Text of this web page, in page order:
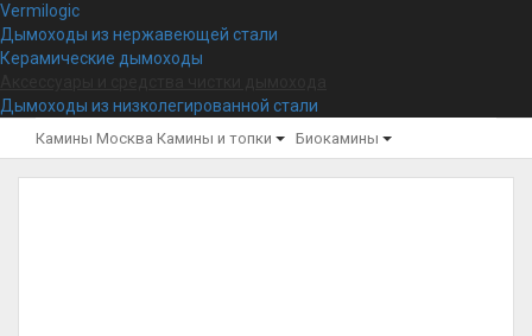
Vermilogic
Дымоходы из нержавеющей стали
Керамические дымоходы
Дымоходы из низколегированной стали
Камины Москва Камины и топки Биокамины